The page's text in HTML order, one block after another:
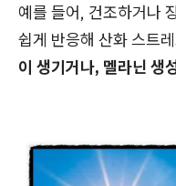
예를 들어, 건조하거나
쉽게 반응해 산화 스트
이 생기거나, 멜라닌 생